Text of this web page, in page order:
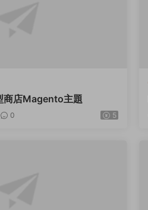
商店Magento主題
0 5